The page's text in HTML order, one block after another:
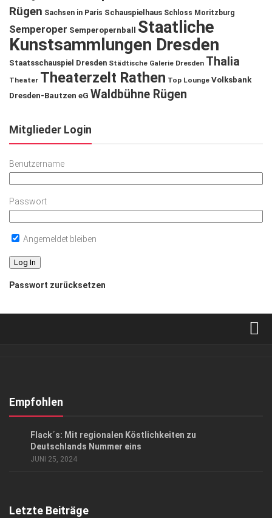
Rügen Sachsen in Paris Schauspielhaus Schloss Moritzburg
Semperoper Semperopernball
Staatliche
Kunstsammlungen Dresden
Staatsschauspiel Dresden Städtische Galerie Dresden Thalia
Theater Theaterzelt Rathen Top Lounge Volksbank
Dresden-Bautzen eG Waldbühne Rügen
Mitglieder Login
Benutzername
Passwort
Angemeldet bleiben
Passwort zurücksetzen
Kontakt, Impressum
Empfohlen
Flack´s: Mit regionalen Köstlichkeiten zu
Deutschlands Nummer eins
JUNI 25, 2024
Letzte Beiträge